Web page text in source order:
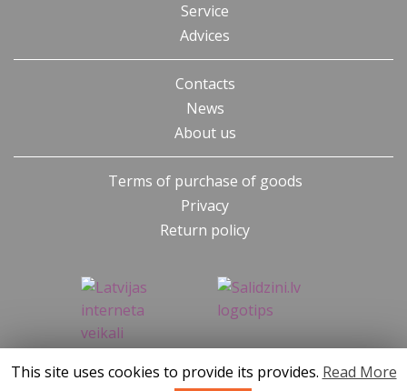
Service
Advices
Contacts
News
About us
Terms of purchase of goods
Privacy
Return policy
SIA KONGS @ 2019
This site uses cookies to provide its provides. Read More